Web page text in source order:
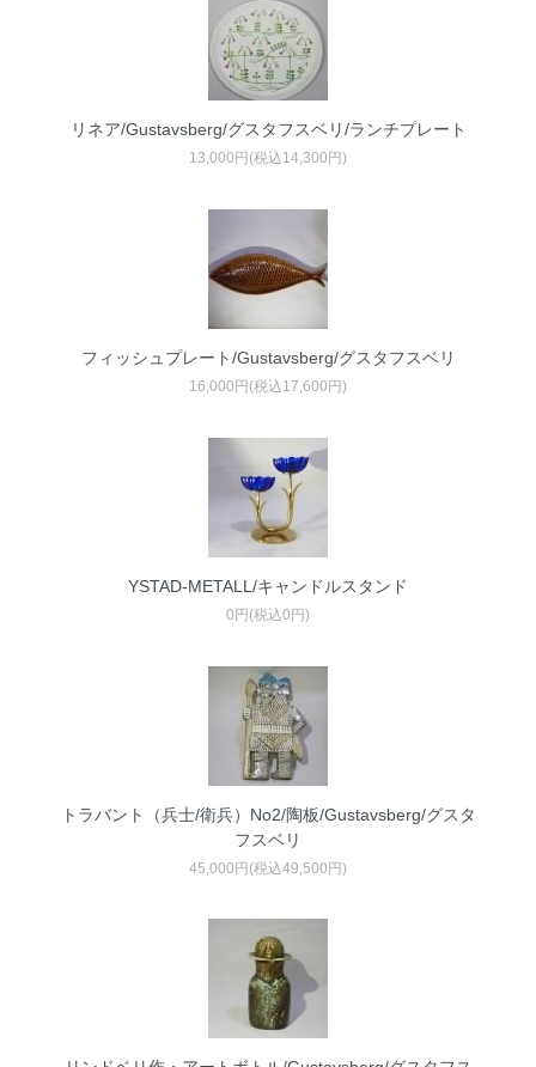
リネア/Gustavsberg/グスタフスベリ/ランチプレート
13,000円(税込14,300円)
フィッシュプレート/Gustavsberg/グスタフスベリ
16,000円(税込17,600円)
YSTAD-METALL/キャンドルスタンド
0円(税込0円)
トラバント（兵士/衛兵）No2/陶板/Gustavsberg/グスタ
フスベリ
45,000円(税込49,500円)